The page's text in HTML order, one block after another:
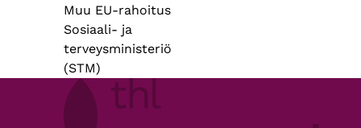
Muu EU-rahoitus
Sosiaali- ja
terveysministeriö
(STM)